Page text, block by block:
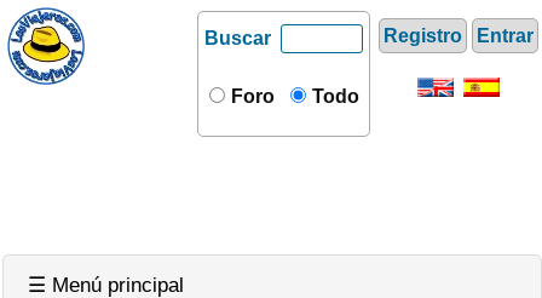
Registro Entrar
Buscar
Foro Todo
☰ Menú principal